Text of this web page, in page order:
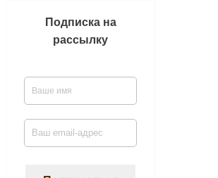
Подписка на
рассылку